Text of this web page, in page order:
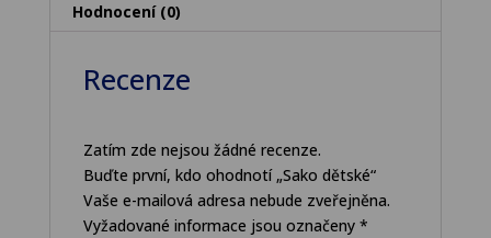
Hodnocení (0)
Recenze
Zatím zde nejsou žádné recenze.
Buďte první, kdo ohodnotí „Sako dětské“
Vaše e-mailová adresa nebude zveřejněna.
Vyžadované informace jsou označeny *